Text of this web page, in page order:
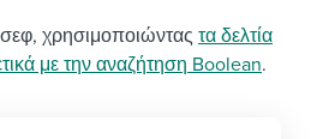
χρησιμοποιώντας τα δελτία
με την αναζήτηση Boolean.